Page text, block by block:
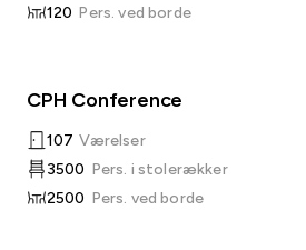
120 Pers. ved borde
CPH Conference
107 Værelser
3500 Pers. i stolerækker
2500 Pers. ved borde